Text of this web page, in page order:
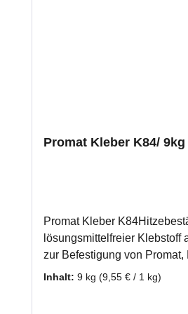
Promat Kleber K84/ 9kg
Promat Kleber
lösungsmittelfreier Klebstoff
zur Befestigung von
und Wärmedämmplatten.
Inhalt: 9 kg (9,55 € / 1 kg)